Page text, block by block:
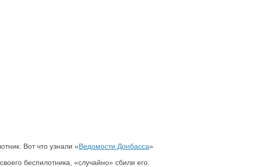
Вот что узнали «Ведомости Донбасса»
беспилотника, «случайно» сбили его.